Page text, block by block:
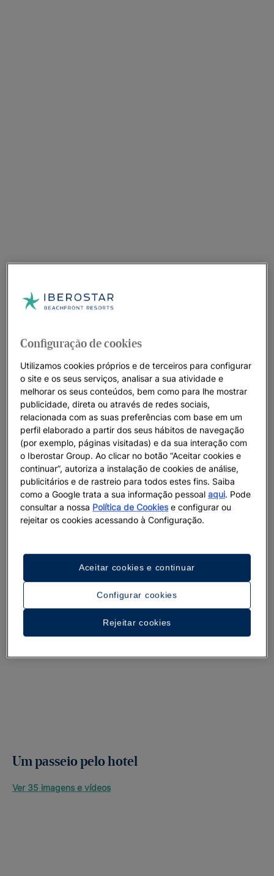
Um passeio pelo hotel
Ver 35 imagens e vídeos
Configuração de cookies
Utilizamos cookies próprios e de terceiros para configurar
o site e os seus serviços, analisar a sua atividade e
melhorar os seus conteúdos, bem como para lhe mostrar
publicidade, direta ou através de redes sociais,
relacionada com as suas preferências com base em um
perfil elaborado a partir dos seus hábitos de navegação
(por exemplo, páginas visitadas) e da sua interação com
o Iberostar Group. Ao clicar no botão “Aceitar cookies e
continuar”, autoriza a instalação de cookies de análise,
publicitários e de rastreio para todos estes fins. Saiba
como a Google trata a sua informação pessoalaqui. Pode
consultar a nossa Política de Cookiese configurar ou
rejeitar os cookies acessando à Configuração.
Configurar cookies
Rejeitar cookies
Aceitar cookies e continuar